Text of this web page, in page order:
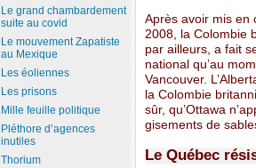
Après avoir mis en
2008, la Colombie
par ailleurs, a fait
national qu’au
Vancouver.
la Colombie
sûr, qu’Ottawa
gisements de
Le Québec
Le grand chambardement
suite au covid
Le mouvement Zapatiste
au Mexique
Les éoliennes
Les prisons
Mille feuille politique
Pléthore d’agences
inutiles
Thorium